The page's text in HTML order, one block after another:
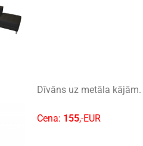
Dīvāns uz metāla kājām.
Cena: 155,-EUR